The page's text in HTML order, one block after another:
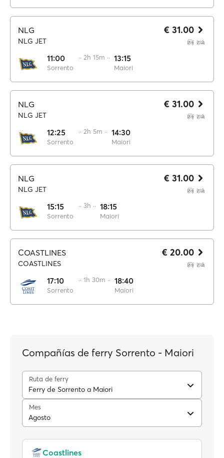
NLG
NLG JET
11:00
Sorrento
·· 2h 15m ·· 13:15
Maiori
€ 31.00
NLG
NLG JET
12:25
Sorrento
·· 2h 5m ·· 14:30
Maiori
€ 31.00
NLG
NLG JET
15:15
Sorrento
·· 3h ·· 18:15
Maiori
€ 31.00
COASTLINES
COASTLINES
17:10
Sorrento
·· 1h 30m ·· 18:40
Maiori
€ 20.00
Compañías de ferry Sorrento - Maiori
Ruta de ferry
Ferry de Sorrento a Maiori
Mes
Agosto
Coastlines